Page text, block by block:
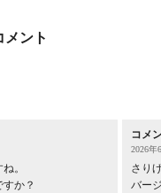
メント
。
か？
コメ
2026年
さり
バー